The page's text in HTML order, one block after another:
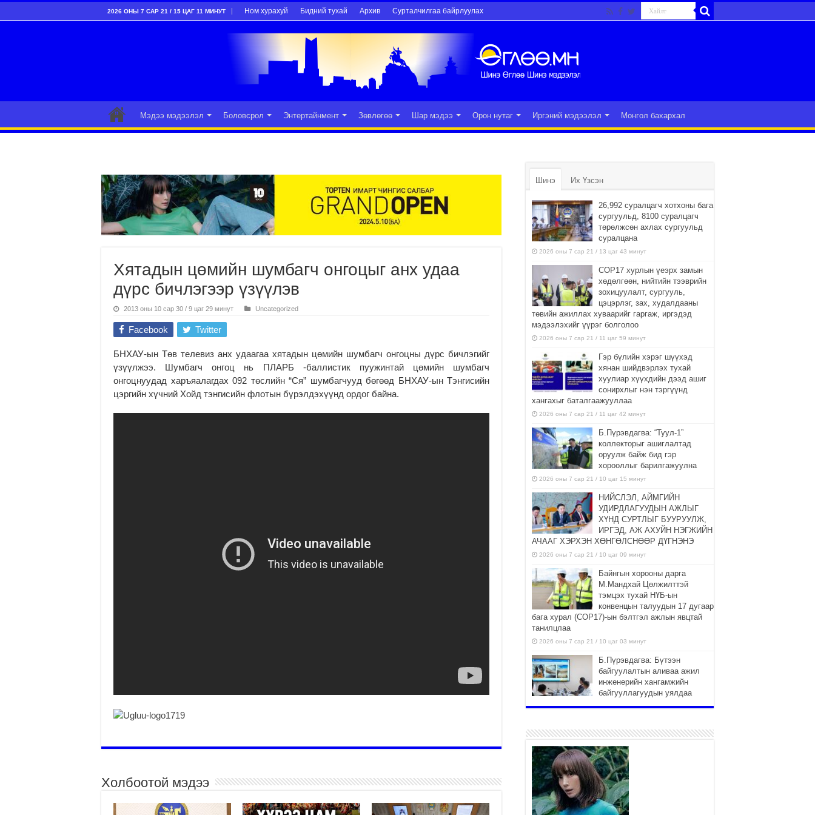
2026 ОНЫ 7 САР 21 / 15 ЦАГ 11 МИНУТ Ном хурахуй Бидний тухай Архив Сурталчилгаа байрлуулах
Мэдээ мэдээлэл Боловсрол Энтертайнмент Зөвлөгөө Шар мэдээ Орон нутаг Иргэний мэдээлэл Монгол бахархал
Хятадын цөмийн шумбагч онгоцыг анх удаа
дүрс бичлэгээр үзүүлэв
2013 оны 10 сар 30 / 9 цаг 29 минут Uncategorized
Facebook Twitter
БНХАУ-ын Төв телевиз анх удаагаа хятадын цөмийн шумбагч онгоцны дүрс бичлэгийг
үзүүлжээ. Шумбагч онгоц нь ПЛАРБ -баллистик пуужинтай цөмийн шумбагч
онгоцнуудад харъяалагдах 092 төслийн “Ся” шумбагчууд бөгөөд БНХАУ-ын Тэнгисийн
цэргийн хүчний Хойд тэнгисийн флотын бүрэлдэхүүнд ордог байна.
Холбоотой мэдээ
Шинэ Их Үзсэн
26,992 суралцагч хотхоны бага
сургуульд, 8100 суралцагч
төрөлжсөн ахлах сургуульд
суралцана
2026 оны 7 сар 21 / 13 цаг 43 минут
COP17 хурлын үеэрх замын
хөдөлгөөн, нийтийн тээврийн
зохицуулалт, сургууль,
цэцэрлэг, зах, худалдааны
төвийн ажиллах хуваарийг гаргаж, иргэдэд
мэдээлэхийг үүрэг болголоо
2026 оны 7 сар 21 / 11 цаг 59 минут
Гэр бүлийн хэрэг шүүхэд
хянан шийдвэрлэх тухай
хуулиар хүүхдийн дээд ашиг
сонирхлыг нэн тэргүүнд
хангахыг баталгаажууллаа
2026 оны 7 сар 21 / 11 цаг 42 минут
Б.Пүрэвдагва: “Туул-1”
коллекторыг ашиглалтад
оруулж байж бид гэр
хорооллыг барилгажуулна
2026 оны 7 сар 21 / 10 цаг 15 минут
НИЙСЛЭЛ, АЙМГИЙН
УДИРДЛАГУУДЫН АЖЛЫГ
ХҮНД СУРТЛЫГ БУУРУУЛЖ,
ИРГЭД, АЖ АХУЙН НЭГЖИЙН
АЧААГ ХЭРХЭН ХӨНГӨЛСНӨӨР ДҮГНЭНЭ
2026 оны 7 сар 21 / 10 цаг 09 минут
Байнгын хорооны дарга
М.Мандхай Цөлжилттэй
тэмцэх тухай НҮБ-ын
конвенцын талуудын 17 дугаар
бага хурал (СОР17)-ын бэлтгэл ажлын явцтай
танилцлаа
2026 оны 7 сар 21 / 10 цаг 03 минут
Б.Пүрэвдагва: Бүтээн
байгуулалтын аливаа ажил
инженерийн хангамжийн
байгууллагуудын уялдаа
холбоогүйгээс саатах ёсгүй
“Сэлбэ 20 минутын хот”
төслийн анхны 12 давхар
барилгын үндсэн карказ,
цутгалтын ажил дууслаа
2026 оны 7 сар 20 / 17 цаг 17 минут
Мопед, скүүтер, тэдгээртэй
адилтгах үзүүлэлт бүхий